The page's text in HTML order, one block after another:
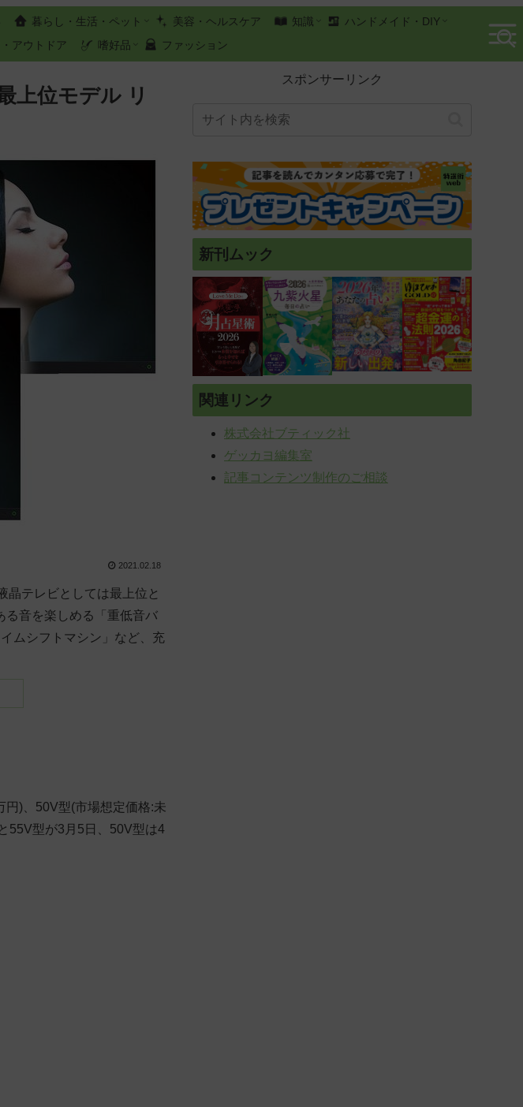
暮らし・生活・ペット 美容・ヘルスケア 知識
ハンドメイド・DIY
アウトドア 嗜好品 ファッション
上位モデル リ
2021.02.18
晶テレビとしては最上位と
る音を楽しめる「重低音バ
ムシフトマシン」など、充
円)、50V型(市場想定価格:未
55V型が3月5日、50V型は4
スポンサーリンク
新刊ムック
関連リンク
株式会社ブティック社
ゲッカヨ編集室
記事コンテンツ制作のご相談